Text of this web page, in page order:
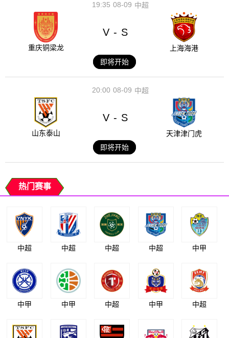
08-09
19:35 中超
重庆铜梁龙
V - S
上海海港
即将开始
08-09
20:00 中超
山东泰山
V - S
天津津门虎
即将开始
热门赛事
中超 中超 中超 中超 中甲
中甲 中甲 中超 中甲 中超